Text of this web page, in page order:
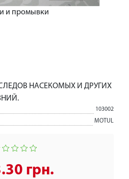
и промывки
НАСЕКОМЫХ И ДРУГИХ
103002
MOTUL
грн.